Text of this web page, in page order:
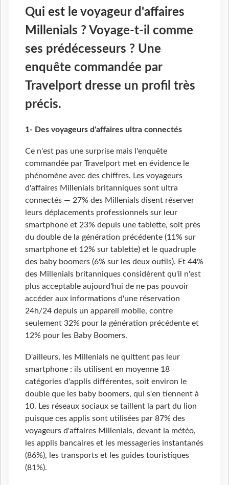
Qui est le voyageur d'affaires
Millenials ? Voyage-t-il comme
ses prédécesseurs ? Une
enquête commandée par
Travelport dresse un profil très
précis.
1- Des voyageurs d'affaires ultra connectés
Ce n'est pas une surprise mais l'enquête
commandée par Travelport met en évidence le
phénomène avec des chiffres. Les voyageurs
d'affaires Millenials britanniques sont ultra
connectés — 27% des Millenials disent réserver
leurs déplacements professionnels sur leur
smartphone et 23% depuis une tablette, soit près
du double de la génération précédente (11% sur
smartphone et 12% sur tablette) et le quadruple
des baby boomers (6% sur les deux outils). Et 44%
des Millenials britanniques considèrent qu'il n'est
plus acceptable aujourd'hui de ne pas pouvoir
accéder aux informations d'une réservation
24h/24 depuis un appareil mobile, contre
seulement 32% pour la génération précédente et
12% pour les Baby Boomers.
D'ailleurs, les Millenials ne quittent pas leur
smartphone : ils utilisent en moyenne 18
catégories d'applis différentes, soit environ le
double que les baby boomers, qui s'en tiennent à
10. Les réseaux sociaux se taillent la part du lion
puisque ces applis sont utilisées par 87% des
voyageurs d'affaires Millenials, devant la météo,
les applis bancaires et les messageries instantanés
(86%), les transports et les guides touristiques
(81%).